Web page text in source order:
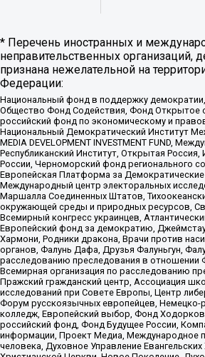
* Перечень иностранных и
неправительственных организаций,
признана нежелательной на
Федерации:
Национальный фонд в поддержку
Общество Фонд Содействия, Фонд Открытое
российский фонд по экономическому и
Национальный Демократический Институт
MEDIA DEVELOPMENT INVESTMENT FUND,
Республиканский Институт, Открытая
России, Черноморский фонд регионального
Европейская Платформа за
Международный центр электоральных
Маршалла Соединенных Штатов,
окружающей среды и природных ресурсов,
Всемирный конгресс украинцев,
Европейский фонд за демократию,
Хармони, Родники дракона, Врачи против
органов, Фалунь Дафа, Друзья Фалуньгун,
расследованию преследования в отношении
Всемирная организация по расследованию
Пражский гражданский центр, Ассоциация
исследований при Совете Европы, Центр
Форум русскоязычных европейцев, Немецко-
колледж, Европейский выбор, Фонд
российский фонд, Фонд Будущее России,
информации, Проект Медиа, Международное
человека, Духовное Управление